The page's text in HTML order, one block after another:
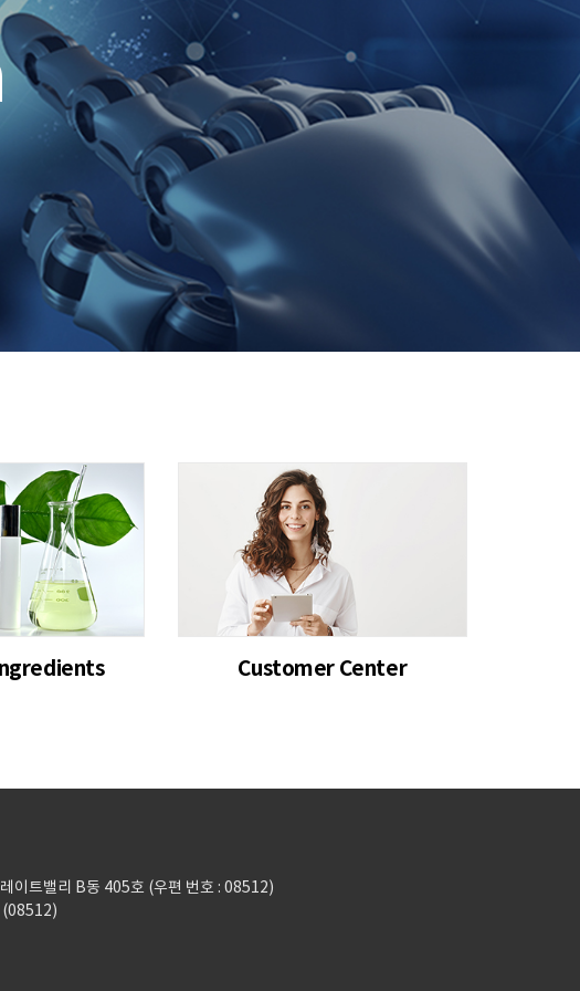
Customer Center
이트밸리 B동 405호 (우편 번호 : 08512)